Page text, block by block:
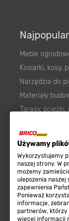
Używamy
Wykorzystujemy
naszej strony. W
możemy
ulepszenia
zapewnienia
Ponieważ
informacje,
partnerów, którzy
więcej informacji
Meble
Kosiarki, kosy,
Narzędzia do
Materiały
Tarasy, ścieżki,
Karma dla psa
Ogród
Farby
Elektryka
Panele